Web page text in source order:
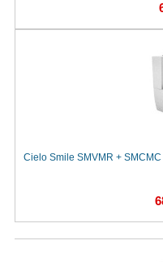
Cielo Smile SMVMR +